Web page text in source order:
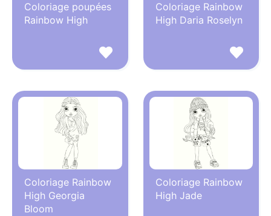
Coloriage poupées
Rainbow High
Coloriage Rainbow
High Daria Roselyn
Coloriage Rainbow
High Georgia
Bloom
Coloriage Rainbow
High Jade